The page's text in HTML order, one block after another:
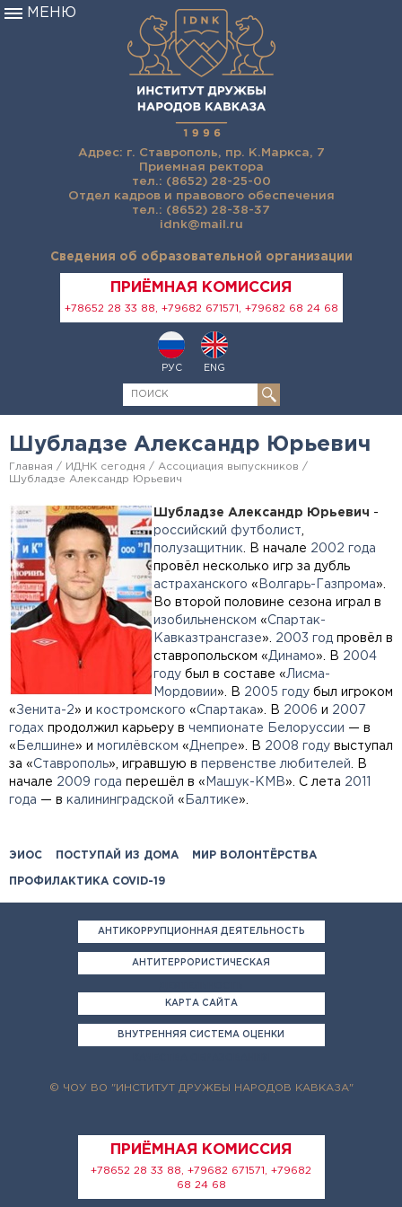
Адрес: г. Ставрополь, пр. К.Маркса, 7
Приемная ректора
тел.: (8652) 28-25-00
Отдел кадров и правового обеспечения
тел.: (8652) 28-38-37
idnk@mail.ru
Сведения об образовательной организации
ПРИЁМНАЯ КОМИССИЯ
+78652 28 33 88, +79682 671571, +79682 68 24 68
РУС ENG
МЕНЮ
Шубладзе Александр Юрьевич
Главная ИДНК сегодня
Ассоциация выпускников
Шубладзе Александр Юрьевич
Шубладзе Александр Юрьевич -
российский футболист
полузащитник . В начале 2002 года
провёл несколько игр за дубль
астраханского « Волгарь-Газпрома».
Во второй половине сезона играл в
изобильненском «Спартак-
Кавказтрансгазе». 2003 год провёл в
ставропольском «Динамо». В 2004
году был в составе «Лисма-
Мордовии». В 2005 году был игроком
«Зенита-2» и костромского «Спартака». В 2006 и 2007
годах продолжил карьеру в чемпионате Белоруссии — в
« Белшине» и могилёвском «Днепре». В 2008 году выступал
за «Ставрополь», игравшую в первенстве любителей . В
начале 2009 года перешёл в « Машук-КМВ». С лета 2011
года — в калининградской « Балтике».
ЭИОС ПОСТУПАЙ ИЗ ДОМА МИР ВОЛОНТЁРСТВА
ПРОФИЛАКТИКА COVID-19
АНТИКОРРУПЦИОННАЯ ДЕЯТЕЛЬНОСТЬ
АНТИТЕРРОРИСТИЧЕСКАЯ
КАРТА САЙТА
ВНУТРЕННЯЯ СИСТЕМА ОЦЕНКИ
© ЧОУ ВО "ИНСТИТУТ ДРУЖБЫ НАРОДОВ КАВКАЗА"
ПРИЁМНАЯ КОМИССИЯ
+78652 28 33 88, +79682 671571, +79682
68 24 68